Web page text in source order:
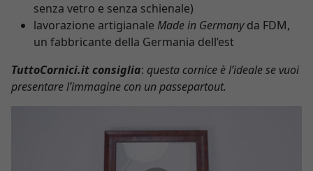
senza vetro e senza schienale)
lavorazione artigianale Made in Germanyda FDM,
un fabbricante della Germania dell’est
TuttoCornici.it consiglia: questa cornice è l’ideale se vuoi
presentare l’immagine con un passepartout.